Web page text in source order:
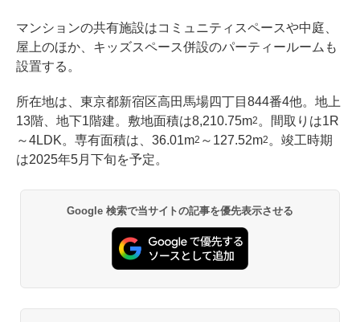
マンションの共有施設はコミュニティスペースや中庭、
屋上のほか、キッズスペース併設のパーティールームも
設置する。
所在地は、東京都新宿区高田馬場四丁目844番4他。地上
13階、地下1階建。敷地面積は8,210.75m2 。間取りは1R
～4LDK。専有面積は、36.01m2 ～127.52m2 。竣工時期
は2025年5月下旬を予定。
Google 検索で当サイトの記事を優先表示させる